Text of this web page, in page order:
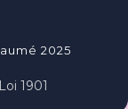
2025
1901